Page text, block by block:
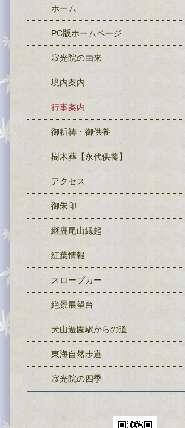
ホーム
PC版ホームページ
寂光院の由来
境内案内
行事案内
御祈祷・御供養
樹木葬【永代供養】
アクセス
御朱印
継鹿尾山縁起
紅葉情報
スロープカー
絶景展望台
犬山遊園駅からの道
東海自然歩道
寂光院の四季